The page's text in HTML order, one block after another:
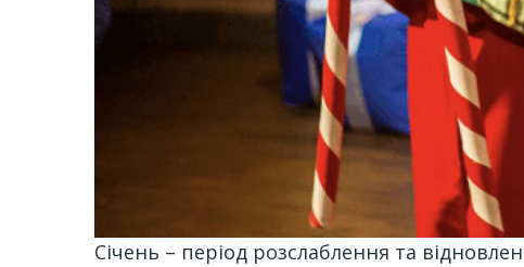
Січень – період розслаблення та